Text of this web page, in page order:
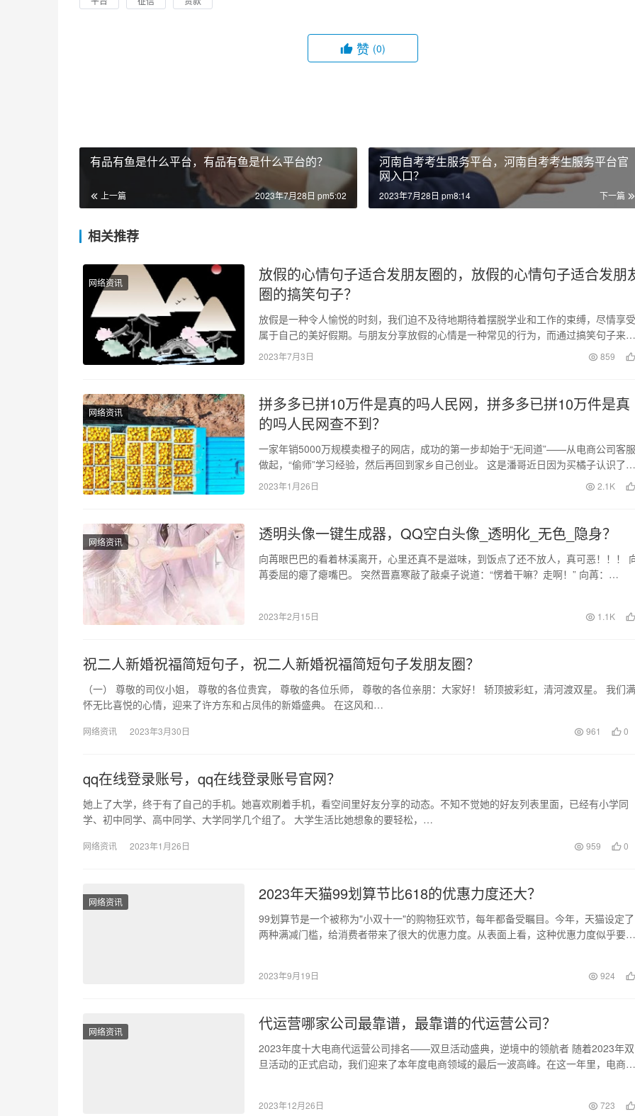
赞 (0)
有品有鱼是什么平台，有品有鱼是什么平台的？
上一篇 2023年7月28日 pm5:02
河南自考考生服务平台，河南自考考生服务平台官
网入口？
下一篇
2023年7月28日 pm8:14
相关推荐
网络资讯
放假的心情句子适合发朋友圈的，放假的心情句子适合发朋
圈的搞笑句子？
放假是一种令人愉悦的时刻，我们迫不及待地期待着摆脱学业和工作的束缚，尽情享受
属于自己的美好假期。与朋友分享放假的心情是一种常见的行为，而通过搞笑句子来表
达放假的心情更是让人忍俊不禁…
2023年7月3日 859
网络资讯
拼多多已拼10万件是真的吗人民网，拼多多已拼10万件是真
的吗人民网查不到？
一家年销5000万规模卖橙子的网店，成功的第一步却始于“无间道”——从电商公司客服
做起，“偷师”学习经验，然后再回到家乡自己创业。 这是潘哥近日因为买橘子认识了四
位“橙子兄弟”，然…
2023年1月26日 2.1K
网络资讯 透明头像一键生成器，QQ空白头像_透明化_无色_隐身？
向苒眼巴巴的看着林溪离开，心里还真不是滋味，到饭点了还不放人，真可恶！！！
苒委屈的瘪了瘪嘴巴。 突然晋嘉寒敲了敲桌子说道：“愣着干嘛？走啊！” 向苒：
2023年2月15日 1.1K
祝二人新婚祝福简短句子，祝二人新婚祝福简短句子发朋友圈？
（一） 尊敬的司仪小姐， 尊敬的各位贵宾， 尊敬的各位乐师， 尊敬的各位亲朋：大家好！ 轿顶披彩虹，清河渡双星。 我们满
怀无比喜悦的心情，迎来了许方东和占凤伟的新婚盛典。 在这风和…
网络资讯 2023年3月30日 961 0
qq在线登录账号，qq在线登录账号官网？
她上了大学，终于有了自己的手机。她喜欢刷着手机，看空间里好友分享的动态。不知不觉她的好友列表里面，已经有小学同
学、初中同学、高中同学、大学同学几个组了。 大学生活比她想象的要轻松，…
网络资讯 2023年1月26日 959 0
网络资讯 2023年天猫99划算节比618的优惠力度还大？
99划算节是一个被称为"小双十一"的购物狂欢节，每年都备受瞩目。今年，天猫设定了
两种满减门槛，给消费者带来了很大的优惠力度。从表面上看，这种优惠力度似乎要超
2023年9月19日 924
网络资讯 代运营哪家公司最靠谱，最靠谱的代运营公司？
2023年度十大电商代运营公司排名——双旦活动盛典，逆境中的领航者 随着2023年双
旦活动的正式启动，我们迎来了本年度电商领域的最后一波高峰。在这一年里，电商环
2023年12月26日 723